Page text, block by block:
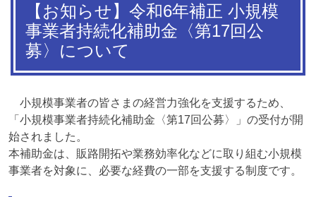
【お知らせ】令和6年補正 小規模
事業者持続化補助金〈第17回公
募〉について
小規模事業者の皆さまの経営力強化を支援するため、
「小規模事業者持続化補助金〈第17回公募〉」の受付が開
始されました。
本補助金は、販路開拓や業務効率化などに取り組む小規模
事業者を対象に、必要な経費の一部を支援する制度です。